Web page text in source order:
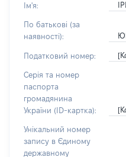
Ім'я:
По батькові (за
наявності):
Податковий номер:
Серія та номер
паспорта
громадянина
України (ID-картка):
Унікальний номер
запису в Єдиному
державному